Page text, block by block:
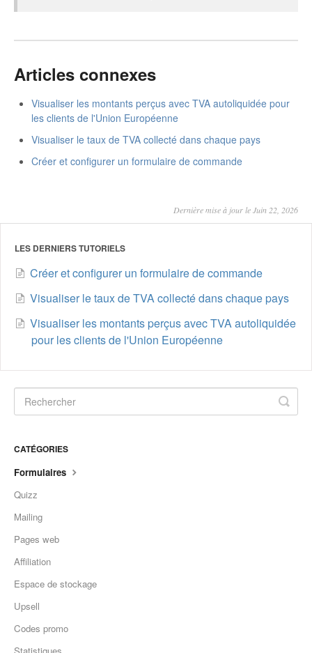
Articles connexes
Visualiser les montants perçus avec TVA autoliquidée pour
les clients de l'Union Européenne
Visualiser le taux de TVA collecté dans chaque pays
Créer et configurer un formulaire de commande
Dernière mise à jour le Juin 22, 2026
LES DERNIERS TUTORIELS
Créer et configurer un formulaire de commande
Visualiser le taux de TVA collecté dans chaque pays
Visualiser les montants perçus avec TVA autoliquidée
pour les clients de l'Union Européenne
CATÉGORIES
Formulaires
Quizz
Mailing
Pages web
Affiliation
Espace de stockage
Upsell
Codes promo